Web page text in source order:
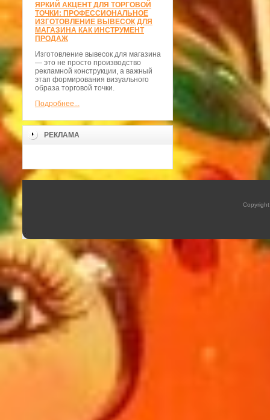
ЯРКИЙ АКЦЕНТ ДЛЯ ТОРГОВОЙ
ТОЧКИ: ПРОФЕССИОНАЛЬНОЕ
ИЗГОТОВЛЕНИЕ ВЫВЕСОК ДЛЯ
МАГАЗИНА КАК ИНСТРУМЕНТ
ПРОДАЖ
Изготовление вывесок для магазина
— это не просто производство
рекламной конструкции, а важный
этап формирования визуального
образа торговой точки.
Подробнее...
РЕКЛАМА